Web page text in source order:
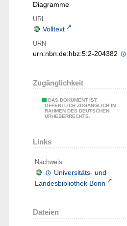
Diagramme
URL
Volltext
URN
urn:nbn:de:hbz:5:2-204382
Zugänglichkeit
DAS DOKUMENT IST
ÖFFENTLICH ZUGÄNGLICH IM
RAHMEN DES DEUTSCHEN
URHEBERRECHTS.
Links
Nachweis
Universitäts- und
Landesbibliothek Bonn
Dateien